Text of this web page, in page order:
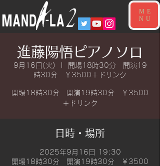
ME
NU
進藤陽悟ピアノソロ
9月16日(火)
開場18時30分 開演19
時30分 ￥3500＋ドリンク
開場18時30分 開演19時30分 ￥3500
＋ドリンク
日時・場所
2025年9月16日 19:30
開場18時30分 開演19時30分 ￥3500